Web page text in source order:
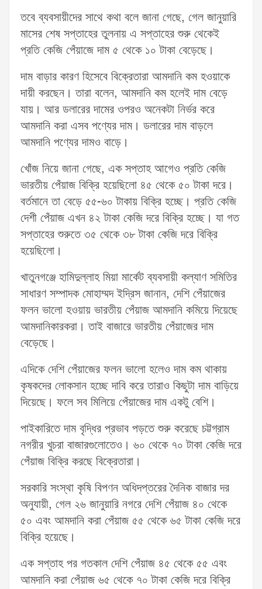
তবে ব্যবসায়ীদের সাথে কথা বলে জানা গেছে, গেল জানুয়ারি
মাসের শেষ সপ্তাহের তুলনায় এ সপ্তাহের শুরু থেকেই
প্রতি কেজি পেঁয়াজে দাম ৫ থেকে ১০ টাকা বেড়েছে।
দাম বাড়ার কারণ হিসেবে বিক্রেতারা আমদানি কম হওয়াকে
দায়ী করছেন। তারা বলেন, আমদানি কম হলেই দাম বেড়ে
যায়। আর ডলারের দামের ওপরও অনেকটা নির্ভর করে
আমদানি করা এসব পণ্যের দাম। ডলারের দাম বাড়লে
আমদানি পণ্যের দামও বাড়ে।
খোঁজ নিয়ে জানা গেছে, এক সপ্তাহ আগেও প্রতি কেজি
ভারতীয় পেঁয়াজ বিক্রি হয়েছিলো ৪৫ থেকে ৫০ টাকা দরে।
বর্তমানে তা বেড়ে ৫৫-৬০ টাকায় বিক্রি হচ্ছে। প্রতি কেজি
দেশী পেঁয়াজ এখন ৪২ টাকা কেজি দরে বিক্রি হচ্ছে। যা গত
সপ্তাহের শুরুতে ৩৫ থেকে ৩৮ টাকা কেজি দরে বিক্রি
হয়েছিলো।
খাতুনগঞ্জে হামিদুল্লাহ মিয়া মার্কেট ব্যবসায়ী কল্যাণ সমিতির
সাধারণ সম্পাদক মোহাম্মদ ইদ্রিস জানান, দেশি পেঁয়াজের
ফলন ভালো হওয়ায় ভারতীয় পেঁয়াজ আমদানি কমিয়ে দিয়েছে
আমদানিকারকরা। তাই বাজারে ভারতীয় পেঁয়াজের দাম
বেড়েছে।
এদিকে দেশি পেঁয়াজের ফলন ভালো হলেও দাম কম থাকায়
কৃষকদের লোকসান হচ্ছে দাবি করে তারাও কিছুটা দাম বাড়িয়ে
দিয়েছে। ফলে সব মিলিয়ে পেঁয়াজের দাম একটু বেশি।
পাইকারিতে দাম বৃদ্ধির প্রভাব পড়তে শুরু করেছে চট্টগ্রাম
নগরীর খুচরা বাজারগুলোতেও। ৬০ থেকে ৭০ টাকা কেজি দরে
পেঁয়াজ বিক্রি করছে বিক্রেতারা।
সরকারি সংস্থা কৃষি বিপণন অধিদপ্তরের দৈনিক বাজার দর
অনুযায়ী, গেল ২৬ জানুয়ারি নগরে দেশি পেঁয়াজ ৪০ থেকে
৫০ এবং আমদানি করা পেঁয়াজ ৫৫ থেকে ৬৫ টাকা কেজি দরে
বিক্রি হয়েছে।
এক সপ্তাহ পর গতকাল দেশি পেঁয়াজ ৪৫ থেকে ৫৫ এবং
আমদানি করা পেঁয়াজ ৬৫ থেকে ৭০ টাকা কেজি দরে বিক্রি